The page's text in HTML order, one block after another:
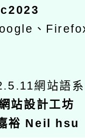
、
網站語
站設計工坊
裕 Neil hsu